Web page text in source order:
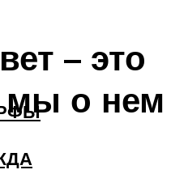
– это
мы о нем